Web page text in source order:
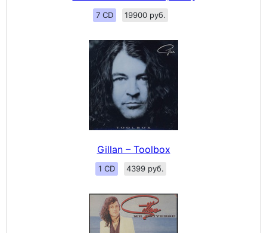
7 CD 19900 руб.
Gillan – Toolbox
1 CD 4399 руб.